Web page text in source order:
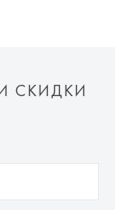
СКИДКИ